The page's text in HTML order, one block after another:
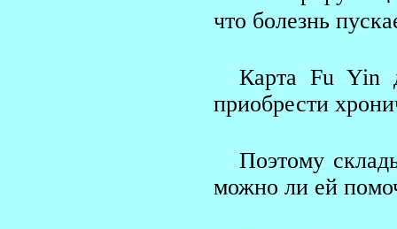
что болезнь
Карта Fu Yin
приобрести
Поэтому
можно ли ей